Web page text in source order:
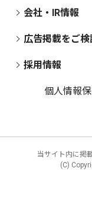
会社・IR情報
広告掲載をご
採用情報
個人情報
当サイト内に掲
(C)